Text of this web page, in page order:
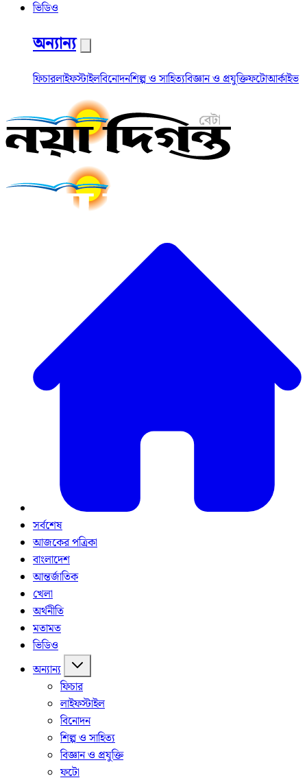
ভিডিও
অন্যান্য
ফিচারলাইফস্টাইলবিনোদনশিল্প ও সাহিত্যবিজ্ঞান ও প্রযুক্তিফটোআর্কাইভ
সর্বশেষ
আজকের পত্রিকা
বাংলাদেশ
আন্তর্জাতিক
খেলা
অর্থনীতি
মতামত
ভিডিও
অন্যান্য
ফিচার
লাইফস্টাইল
বিনোদন
শিল্প ও সাহিত্য
বিজ্ঞান ও প্রযুক্তি
ফটো